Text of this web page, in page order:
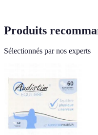
Produits
Sélectionnés par nos experts